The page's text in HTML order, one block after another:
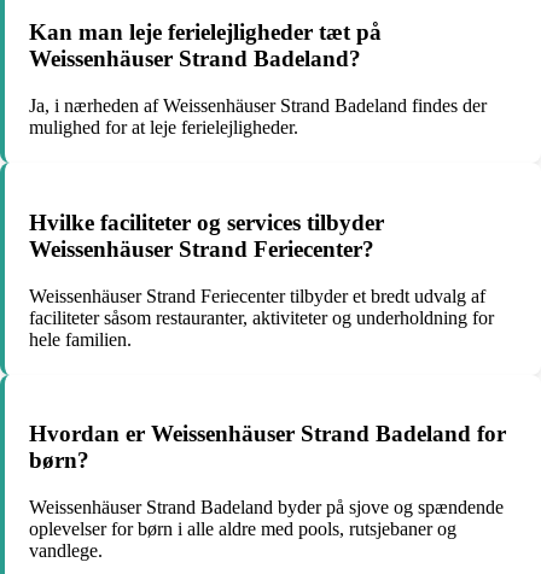
Kan man leje ferielejligheder tæt på
Weissenhäuser Strand Badeland?
Ja, i nærheden af Weissenhäuser Strand Badeland findes der
mulighed for at leje ferielejligheder.
Hvilke faciliteter og services tilbyder
Weissenhäuser Strand Feriecenter?
Weissenhäuser Strand Feriecenter tilbyder et bredt udvalg af
faciliteter såsom restauranter, aktiviteter og underholdning for
hele familien.
Hvordan er Weissenhäuser Strand Badeland for
børn?
Weissenhäuser Strand Badeland byder på sjove og spændende
oplevelser for børn i alle aldre med pools, rutsjebaner og
vandlege.